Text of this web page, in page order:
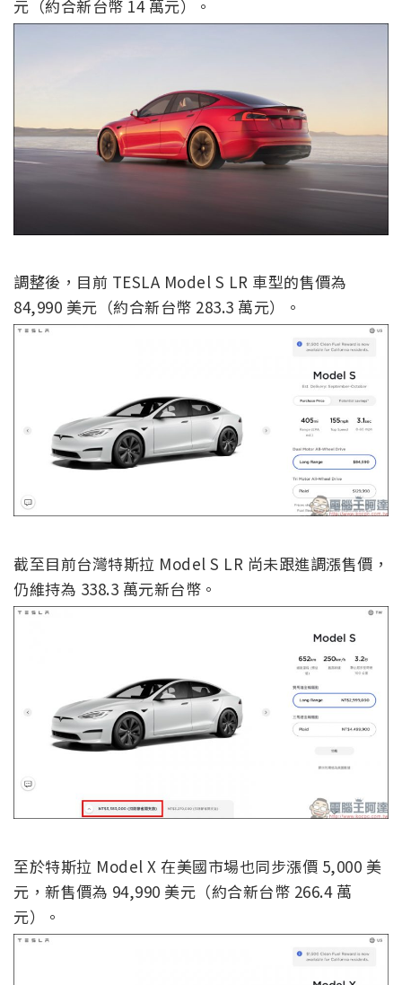
元（約合新台幣 14 萬元）。
調整後，目前 TESLA Model S LR 車型的售價為
84,990 美元（約合新台幣 283.3 萬元）。
截至目前台灣特斯拉 Model S LR 尚未跟進調漲售價，
仍維持為 338.3 萬元新台幣。
至於特斯拉 Model X 在美國市場也同步漲價 5,000 美
元，新售價為 94,990 美元（約合新台幣 266.4 萬
元）。